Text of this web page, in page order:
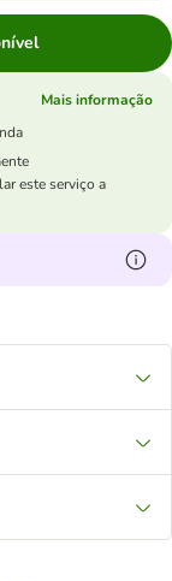
Mais informação
este serviço a